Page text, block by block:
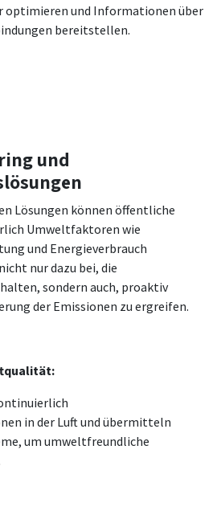
optimieren und Informationen über
bereitstellen.
und
Lösungen können öffentliche
Umweltfaktoren wie
und Energieverbrauch
nur dazu bei, die
sondern auch, proaktiv
der Emissionen zu ergreifen.
in der Luft und übermitteln
um umweltfreundliche